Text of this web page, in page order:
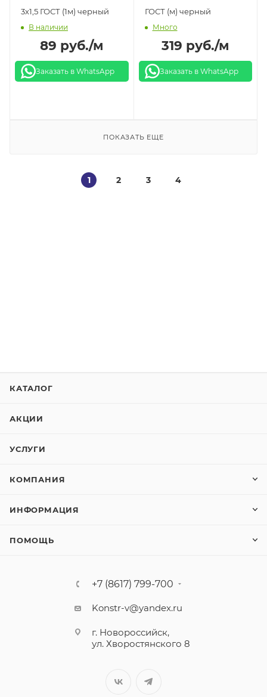
3х1,5 ГОСТ (1м) черный
В наличии
89 руб./м
Заказать в WhatsApp
ГОСТ (м) черный
Много
319 руб./м
Заказать в WhatsApp
ПОКАЗАТЬ ЕЩЕ
1 2 3 4
КАТАЛОГ
АКЦИИ
УСЛУГИ
КОМПАНИЯ
ИНФОРМАЦИЯ
ПОМОЩЬ
+7 (8617) 799-700
Konstr-v@yandex.ru
г. Новороссийск,
ул. Хворостянского 8